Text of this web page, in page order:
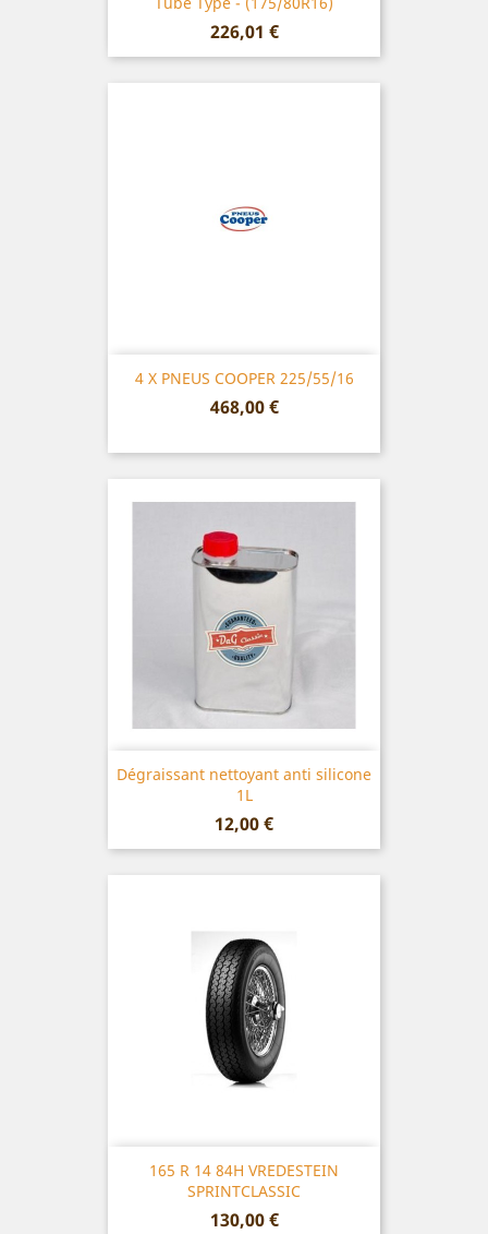
Prix
226,01 €
4 X PNEUS COOPER 225/55/16
Prix
468,00 €
Dégraissant nettoyant anti silicone
1L
Prix
12,00 €
165 R 14 84H VREDESTEIN
SPRINTCLASSIC
Prix
130,00 €